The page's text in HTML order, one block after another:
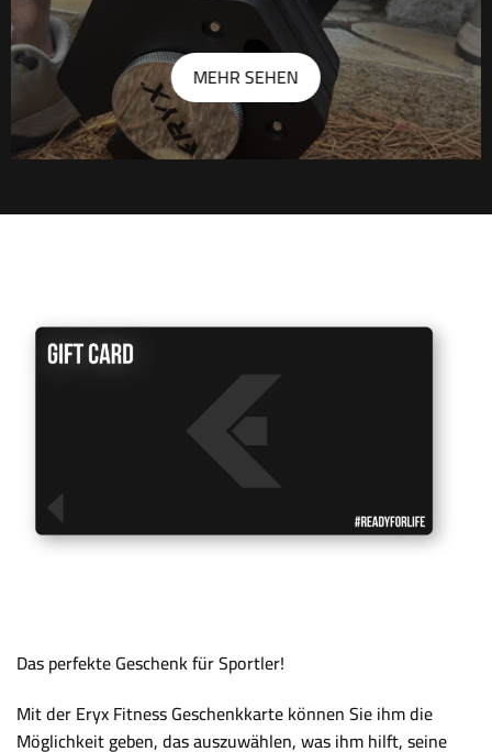
MEHR SEHEN
Das perfekte Geschenk für Sportler!
Mit der Eryx Fitness Geschenkkarte können Sie ihm die
Möglichkeit geben, das auszuwählen, was ihm hilft, seine